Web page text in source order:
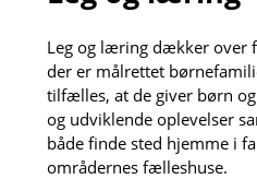
Leg og læring dækker over
der er målrettet
tilfælles, at de giver børn
og udviklende oplevelser
både finde sted hjemme i
områdernes fælleshuse.